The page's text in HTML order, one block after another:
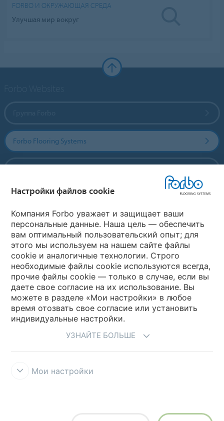
FORBO И ОКРУЖАЮЩАЯ СРЕДА
Улучшая мир вокруг
Forbo Flooring Systems
Выберите страну
Выберите вашу страну
My Forbo
Где купить
Настройки файлов cookie
Компания Forbo уважает и защищает ваши
персональные данные. Наша цель — обеспечить
вам оптимальный пользовательский опыт; для
этого мы используем на нашем сайте файлы
cookie и аналогичные технологии. Строго
необходимые файлы cookie используются всегда,
прочие файлы cookie — только в случае, если вы
даете свое согласие на их использование. Вы
можете в разделе «Мои настройки» в любое
время отозвать свое согласие или установить
индивидуальные настройки.
УЗНАЙТЕ БОЛЬШЕ
Мои настройки